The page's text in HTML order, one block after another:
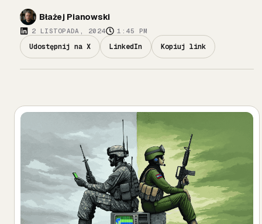
Błażej Pianowski
2 LISTOPADA, 2024 1:45 PM
Udostępnij na X LinkedIn Kopiuj link